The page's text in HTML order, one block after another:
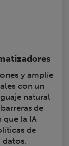
y amplíe
con un
natural
de
que la IA
de
datos.